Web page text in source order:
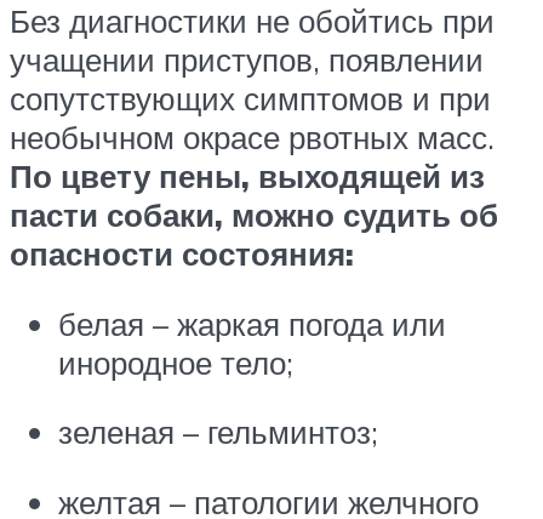
Без диагностики не обойтись при
учащении приступов, появлении
сопутствующих симптомов и при
необычном окрасе рвотных масс.
По цвету пены, выходящей из
пасти собаки, можно судить об
опасности состояния:
белая – жаркая погода или
инородное тело;
зеленая – гельминтоз;
желтая – патологии желчного